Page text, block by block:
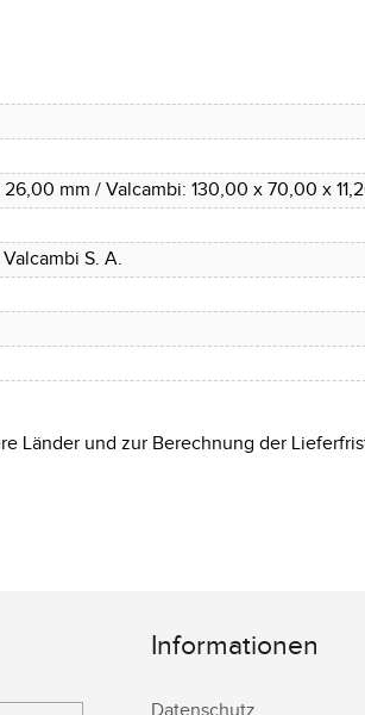
mm / Valcambi: 130,00 x 70,00 x
S. A.
Länder und zur Berechnung der
Informationen